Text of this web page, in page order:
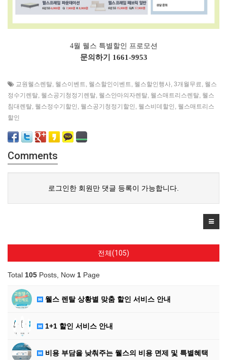
4월 웰스 특별할인 프로모션
문의하기 1661-9953
교원웰스렌탈, 웰스이벤트, 웰스할인이벤트, 웰스할인행사, 3개월무료, 웰스
정수기렌탈, 웰스공기청정기렌탈, 웰스안마의자렌탈, 웰스매트리스렌탈, 웰스
침대렌탈, 웰스정수기할인 , 웰스공기청정기할인 , 웰스비데할인 , 웰스매트리스
할인
Comments
로그인한 회원만 댓글 등록이 가능합니다.
전체(105)
Total 105 Posts, Now 1 Page
웰스 렌탈 상황별 맞춤 할인 서비스 안내
1+1 할인 서비스 안내
비용 부담을 낮춰주는 웰스의 비용 면제 및 특별혜택